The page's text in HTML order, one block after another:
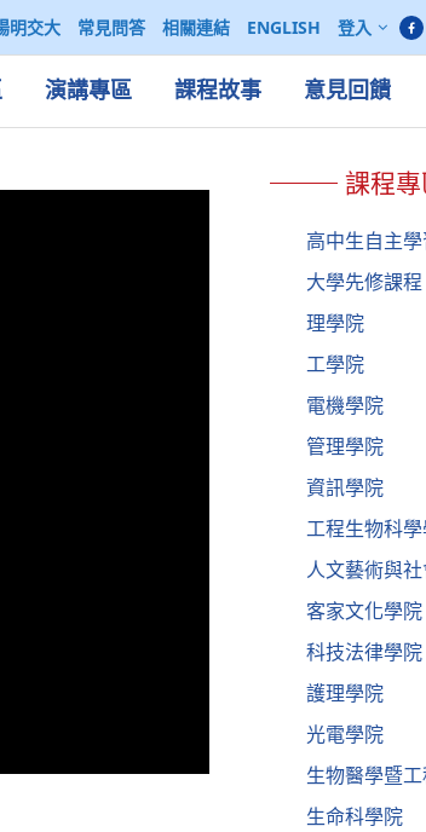
明交大 常見問答 相關連結 ENGLISH 登入
演講專區 課程故事 意見回饋
課程
高中生自主
大學先修課程
理學院
工學院
電機學院
管理學院
資訊學院
工程生物科
人文藝術與
客家文化學院
科技法律學院
護理學院
光電學院
生物醫學暨
生命科學院